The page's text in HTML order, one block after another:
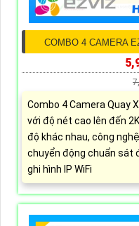
COMBO 4 CAMERA
Combo 4 Camera Quay
với độ nét cao lên đến
độ khác nhau, công
chuyển động chuẩn sát
ghi hình IP WiFi